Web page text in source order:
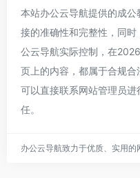
本站办公云导航提供的成
接的准确性和完整性，同
公云导航实际控制，在
页上的内容，都属于合规合
可以直接联系网站管理员
任。
办公云导航致力于优质、实用的